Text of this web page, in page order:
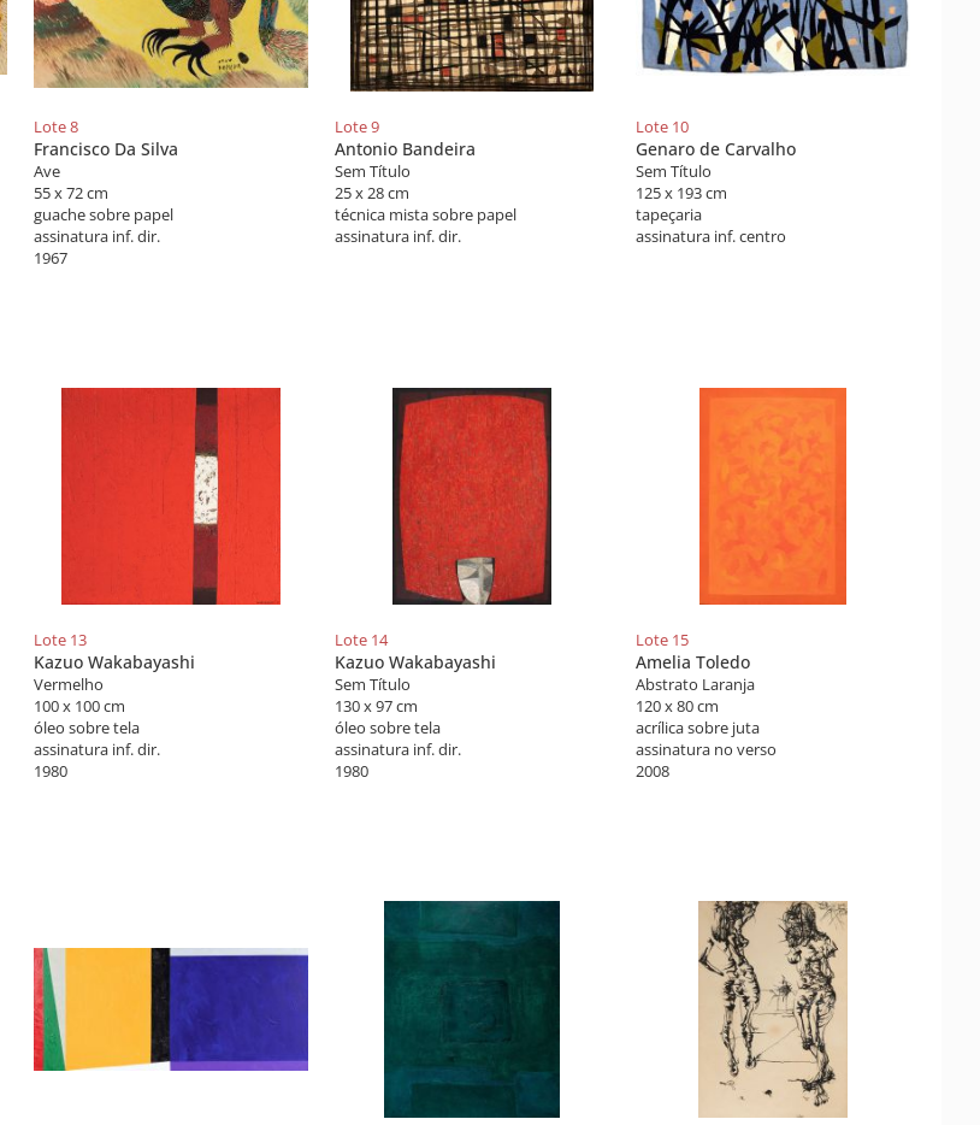
Lote 8
Francisco Da Silva
Ave
55 x 72 cm
guache sobre papel
assinatura inf. dir.
1967
Lote 9
Antonio Bandeira
Sem Título
25 x 28 cm
técnica mista sobre papel
assinatura inf. dir.
Lote 10
Genaro de Carvalho
Sem Título
125 x 193 cm
tapeçaria
assinatura inf. centro
Lote 13
Kazuo Wakabayashi
Vermelho
100 x 100 cm
óleo sobre tela
assinatura inf. dir.
1980
Lote 14
Kazuo Wakabayashi
Sem Título
130 x 97 cm
óleo sobre tela
assinatura inf. dir.
1980
Lote 15
Amelia Toledo
Abstrato Laranja
120 x 80 cm
acrílica sobre juta
assinatura no verso
2008